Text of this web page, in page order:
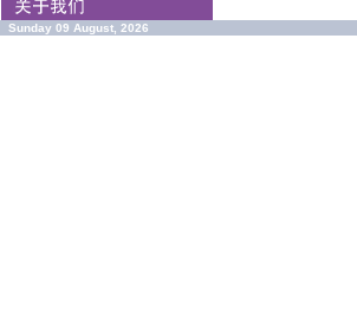
Sunday 09 August, 2026